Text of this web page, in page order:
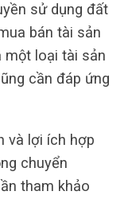
sử dụng đất
bán tài sản
một loại tài sản
cần đáp ứng
và lợi ích hợp
chuyển
tham khảo